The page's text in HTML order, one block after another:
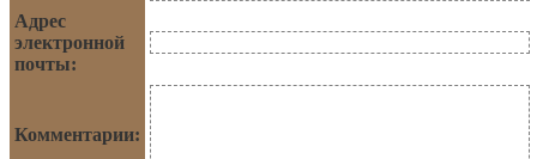
Адрес
электронной
почты:
Комментарии: